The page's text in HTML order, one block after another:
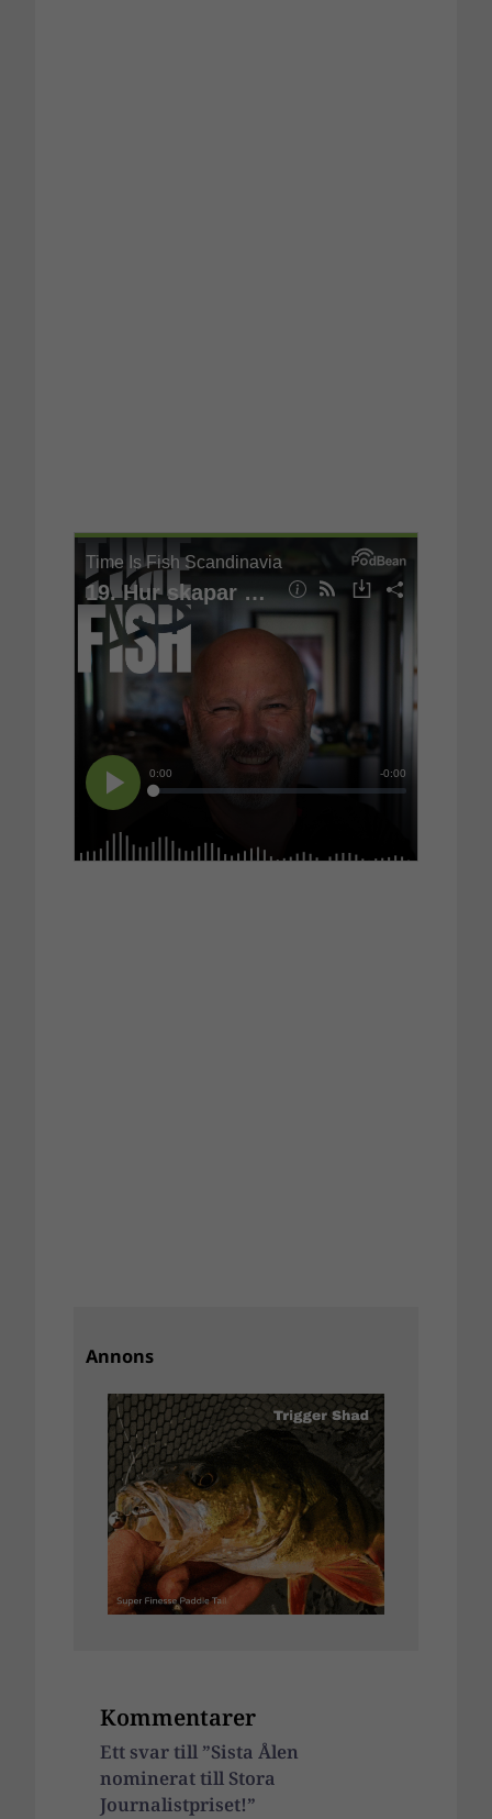
Annons
Kommentarer
Ett svar till ”Sista Ålen
nominerat till Stora
Journalistpriset!”